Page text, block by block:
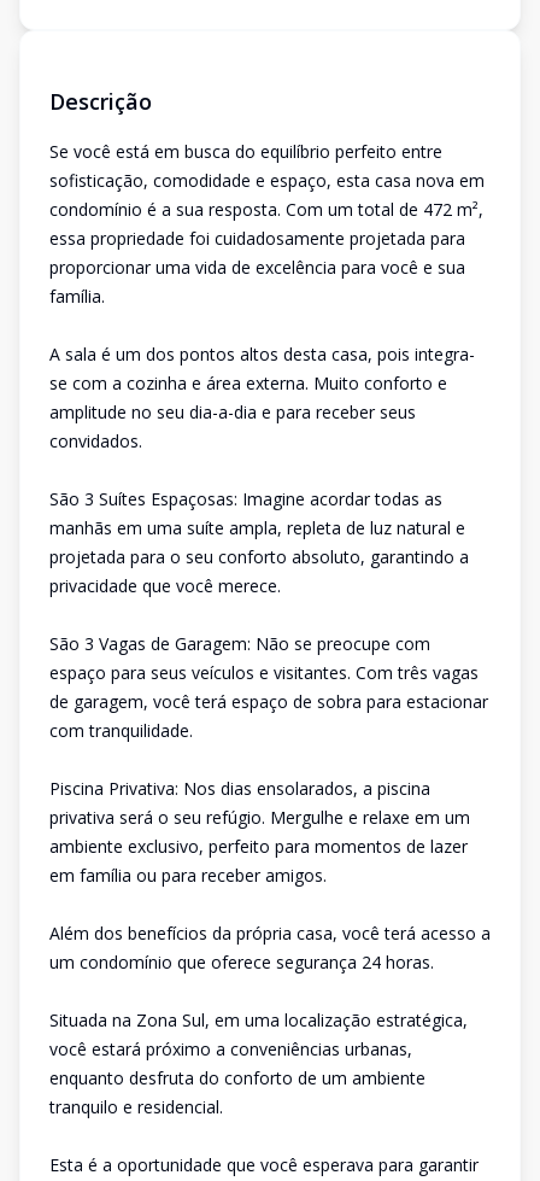
Descrição
Se você está em busca do equilíbrio perfeito entre
sofisticação, comodidade e espaço, esta casa nova em
condomínio é a sua resposta. Com um total de 472 m²,
essa propriedade foi cuidadosamente projetada para
proporcionar uma vida de excelência para você e sua
família.
A sala é um dos pontos altos desta casa, pois integra-
se com a cozinha e área externa. Muito conforto e
amplitude no seu dia-a-dia e para receber seus
convidados.
São 3 Suítes Espaçosas: Imagine acordar todas as
manhãs em uma suíte ampla, repleta de luz natural e
projetada para o seu conforto absoluto, garantindo a
privacidade que você merece.
São 3 Vagas de Garagem: Não se preocupe com
espaço para seus veículos e visitantes. Com três vagas
de garagem, você terá espaço de sobra para estacionar
com tranquilidade.
Piscina Privativa: Nos dias ensolarados, a piscina
privativa será o seu refúgio. Mergulhe e relaxe em um
ambiente exclusivo, perfeito para momentos de lazer
em família ou para receber amigos.
Além dos benefícios da própria casa, você terá acesso a
um condomínio que oferece segurança 24 horas.
Situada na Zona Sul, em uma localização estratégica,
você estará próximo a conveniências urbanas,
enquanto desfruta do conforto de um ambiente
tranquilo e residencial.
Esta é a oportunidade que você esperava para garantir